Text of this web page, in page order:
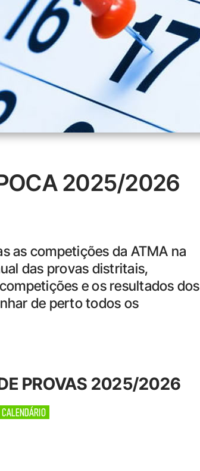
2025/2026
as competições da ATMA na
das provas distritais,
e os resultados dos
de perto todos os
PROVAS 2025/2026